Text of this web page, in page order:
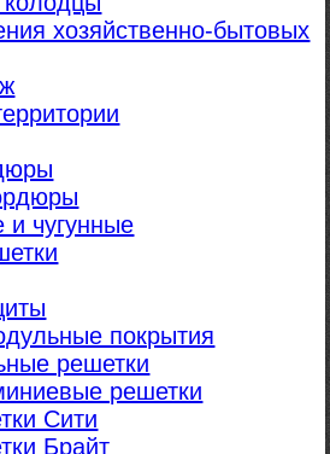
хозяйственно-бытовых
и чугунные
покрытия
решетки
решетки
Сити
Брайт